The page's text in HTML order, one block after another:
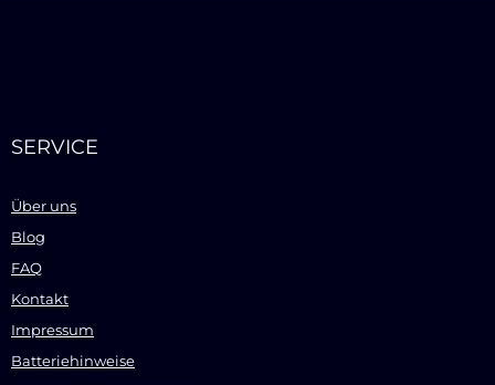
SERVICE
Über uns
Blog
FAQ
Kontakt
Impressum
Batteriehinweise